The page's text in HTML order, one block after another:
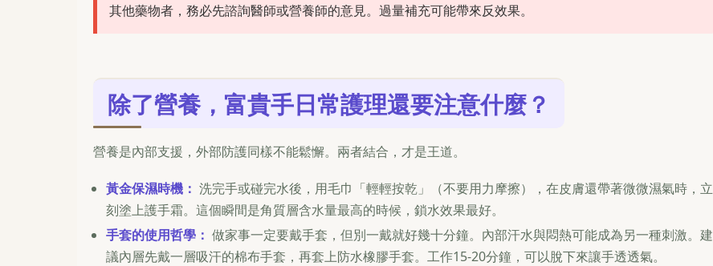
其他藥物者，務必先諮詢醫師或營養師的意見。過量補充可能帶來反效果。
除了營養，富貴手日常護理還要注意什麼？
營養是內部支援，外部防護同樣不能鬆懈。兩者結合，才是王道。
黃金保濕時機： 洗完手或碰完水後，用毛巾「輕輕按乾」（不要用力摩擦），在皮膚還帶著微微濕氣時，立
刻塗上護手霜。這個瞬間是角質層含水量最高的時候，鎖水效果最好。
手套的使用哲學： 做家事一定要戴手套，但別一戴就好幾十分鐘。內部汗水與悶熱可能成為另一種刺激。建
議內層先戴一層吸汗的棉布手套，再套上防水橡膠手套。工作15-20分鐘，可以脫下來讓手透透氣。